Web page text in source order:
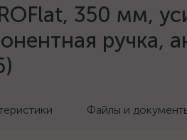
350 мм,
ручка,
Файлы и